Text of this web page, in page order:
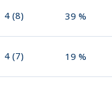
4 (8) 39 %
4 (7) 19 %